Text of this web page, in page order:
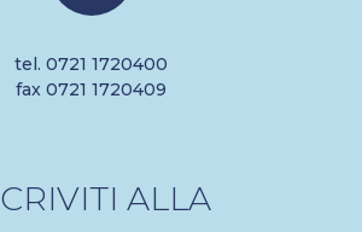
tel. 0721 1720400
fax 0721 1720409
ALLA